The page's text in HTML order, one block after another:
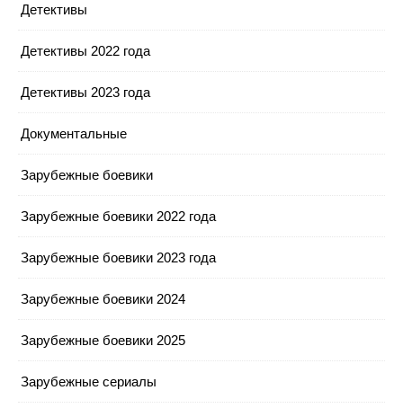
Детективы
Детективы 2022 года
Детективы 2023 года
Документальные
Зарубежные боевики
Зарубежные боевики 2022 года
Зарубежные боевики 2023 года
Зарубежные боевики 2024
Зарубежные боевики 2025
Зарубежные сериалы